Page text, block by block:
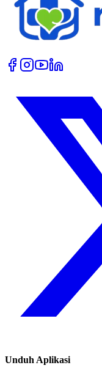
Unduh Aplikasi